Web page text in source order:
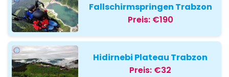
Fallschirmspringen Trabzon
Preis: €190
Hidirnebi Plateau Trabzon
Preis: €32